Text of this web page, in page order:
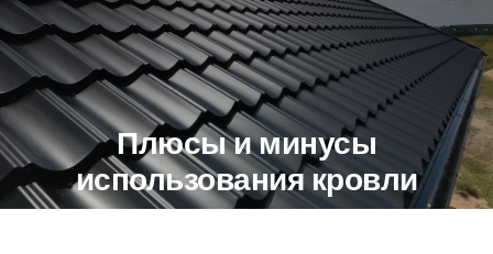
Плюсы и минусы
использования кровли
из оцинкованного